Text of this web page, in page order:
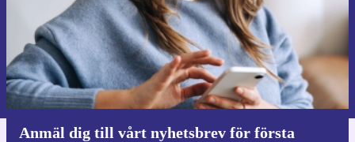
Anmäl dig till vårt nyhetsbrev för första
Begär kupong
Information om användningen av personuppgifter finns i vår
Integritetspolicy.